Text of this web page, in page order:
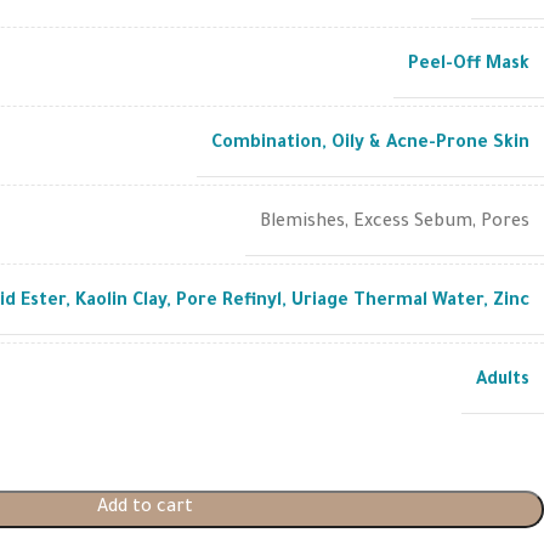
Peel-Off Mask
Combination, Oily & Acne-Prone Skin
Blemishes, Excess Sebum, Pores
Ester, Kaolin Clay, Pore Refinyl, Uriage Thermal Water, Zinc
Adults
Add to cart